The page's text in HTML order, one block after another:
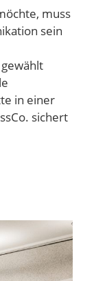
muss
sein
in einer
sichert